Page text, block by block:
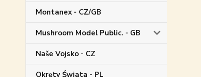
Montanex - CZ/GB
Mushroom Model Public. - GB
Naše Vojsko - CZ
Okręty Świata - PL